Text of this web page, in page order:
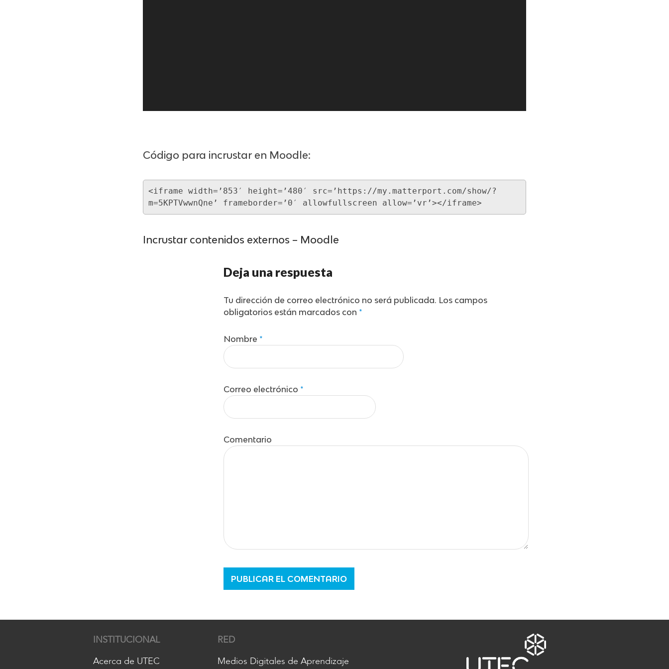
Código para incrustar en Moodle:
<iframe width=’853′ height=’480′ src=’https://my.matterport.com/show/?
m=5KPTVwwnQne’ frameborder=’0′ allowfullscreen allow=’vr’></iframe>
Incrustar contenidos externos – Moodle
Deja una respuesta
Tu dirección de correo electrónico no será publicada. Los campos
obligatorios están marcados con *
Nombre *
Correo electrónico *
Comentario
INSTITUCIONAL
Acerca de UTEC
RED
Medios Digitales de Aprendizaje